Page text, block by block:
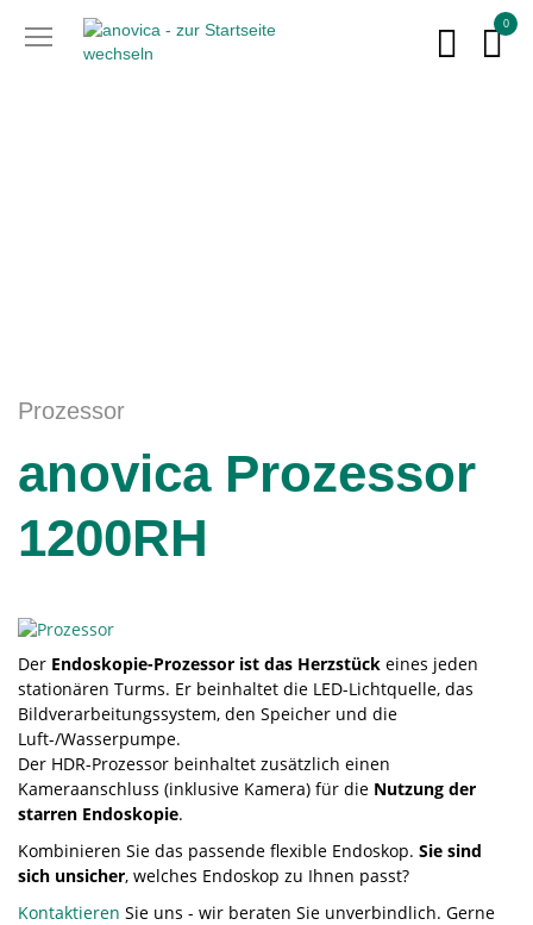
0
Prozessor
anovica Prozessor
1200RH
Der Endoskopie-Prozessor ist das Herzstück eines jeden
stationären Turms. Er beinhaltet die LED-Lichtquelle, das
Bildverarbeitungssystem, den Speicher und die
Luft-/Wasserpumpe.
Der HDR-Prozessor beinhaltet zusätzlich einen
Kameraanschluss (inklusive Kamera) für die Nutzung der
starren Endoskopie.
Kombinieren Sie das passende flexible Endoskop. Sie sind
sich unsicher, welches Endoskop zu Ihnen passt?
Kontaktieren Sie uns - wir beraten Sie unverbindlich. Gerne